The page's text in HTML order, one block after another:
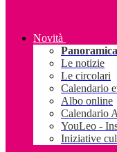
Novità
Panoramica
Le notizie
Le circolari
Calendario
Albo online
Calendario
YouLeo -
Iniziative